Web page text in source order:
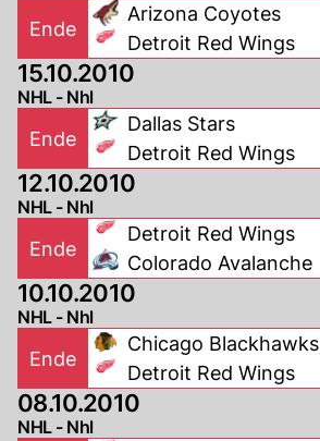
Ende
Arizona Coyotes
Detroit Red Wings
15.10.2010
NHL - Nhl
Ende
Dallas Stars
Detroit Red Wings
12.10.2010
NHL - Nhl
Ende
Detroit Red Wings
Colorado Avalanche
10.10.2010
NHL - Nhl
Ende
Chicago Blackhawks
Detroit Red Wings
08.10.2010
NHL - Nhl